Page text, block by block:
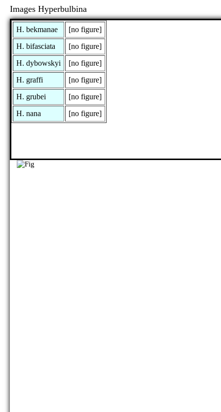
Images Hyperbulbina
H. bekmanae
[no figure]
H. bifasciata
[no figure]
H. dybowskyi
[no figure]
H. graffi
[no figure]
H. grubei
[no figure]
H. nana
[no figure]